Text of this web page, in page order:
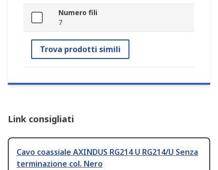
Numero fili
7
Trova prodotti simili
Link consigliati
Cavo coassiale AXINDUS RG214 U RG214/U Senza
terminazione col. Nero